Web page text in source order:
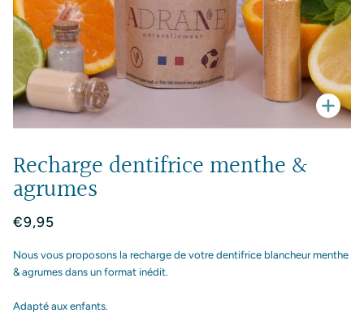
Recharge dentifrice menthe &
agrumes
€9,95
Nous vous proposons la recharge de votre dentifrice blancheur menthe
& agrumes dans un format inédit.
Adapté aux enfants.